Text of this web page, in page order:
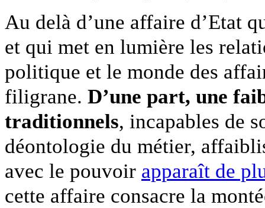
Au delà d’une affaire d’Etat
et qui met en lumière les
politique et le monde des
filigrane. D’une part, une
traditionnels, incapables de
déontologie du métier,
avec le pouvoir apparaît de
cette affaire consacre la